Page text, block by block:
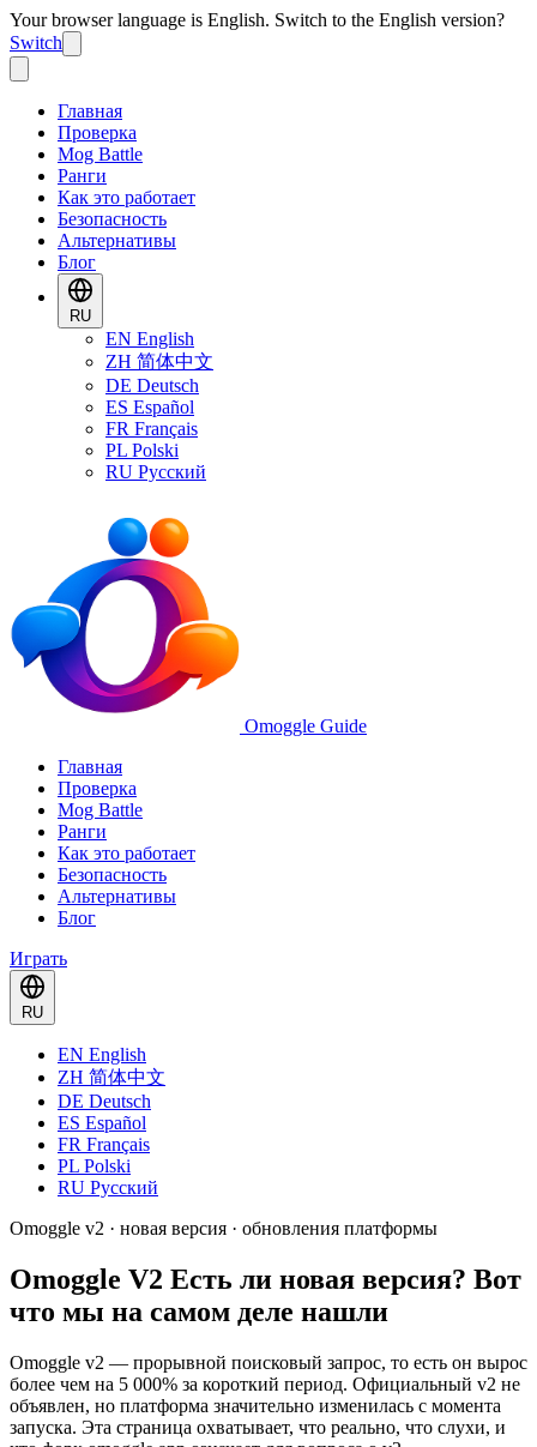
Your browser language is English. Switch to the English version?
Switch
Главная
Проверка
Mog Battle
Ранги
Как это работает
Безопасность
Альтернативы
Блог
RU
EN English
ZH 简体中文
DE Deutsch
ES Español
FR Français
PL Polski
RU Русский
Omoggle Guide
Главная
Проверка
Mog Battle
Ранги
Как это работает
Безопасность
Альтернативы
Блог
Играть
RU
EN English
ZH 简体中文
DE Deutsch
ES Español
FR Français
PL Polski
RU Русский
Omoggle v2 · новая версия · обновления платформы
Omoggle V2 Есть ли новая версия? Вот
что мы на самом деле нашли
Omoggle v2 — прорывной поисковый запрос, то есть он вырос
более чем на 5 000% за короткий период. Официальный v2 не
объявлен, но платформа значительно изменилась с момента
запуска. Эта страница охватывает, что реально, что слухи, и